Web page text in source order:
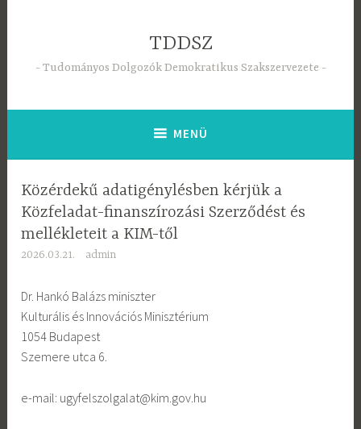
TDDSZ
Tudományos Dolgozók Demokratikus Szakszervezete
MENÜ
Közérdekű adatigénylésben kérjük a
Közfeladat-finanszírozási Szerződést és
mellékleteit a KIM-től
2026.03.21. admin
Dr. Hankó Balázs miniszter
Kulturális és Innovációs Minisztérium
1054 Budapest
Szemere utca 6.
e-mail: ugyfelszolgalat@kim.gov.hu